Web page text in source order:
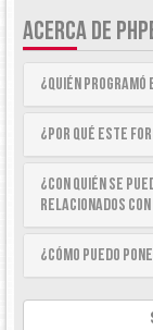
ACERCA DE
¿Quién
¿Por qué este
¿Con quién se
relacionados
¿Cómo puedo